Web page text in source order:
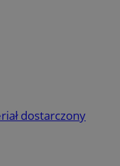
dostarczony